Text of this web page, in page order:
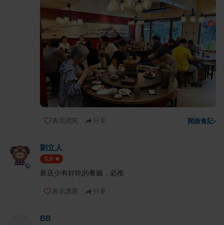
表示讚賞 分享 開啟食記›
劉立人
5.0
新店少有好吃的餐廳，必推
表示讚賞 分享
BB